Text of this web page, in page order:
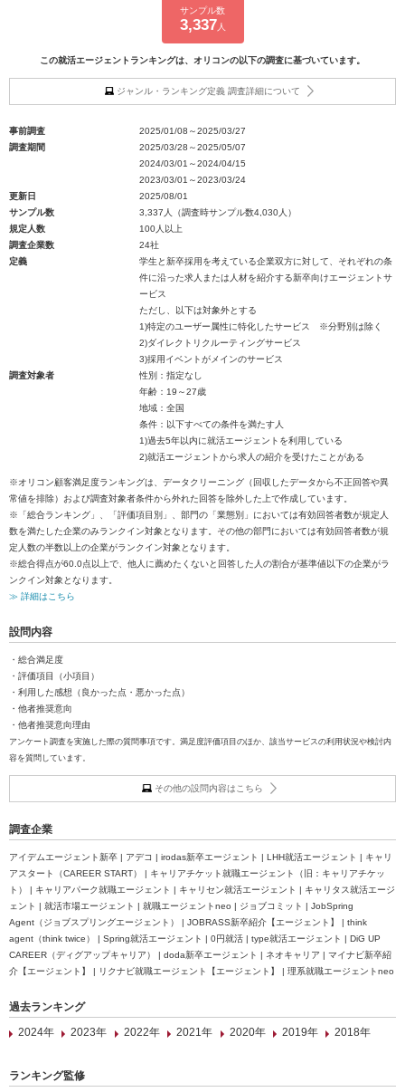
サンプル数
3,337 人
この就活エージェントランキングは、オリコンの以下の調査に基づいています。
ジャンル・ランキング定義 調査詳細について
事前調査
2025/01/08～2025/03/27
調査期間
2025/03/28～2025/05/07
2024/03/01～2024/04/15
2023/03/01～2023/03/24
更新日
2025/08/01
サンプル数
3,337人（調査時サンプル数4,030人）
規定人数
100人以上
調査企業数
24社
定義
学生と新卒採用を考えている企業双方に対して、それぞれの条
件に沿った求人または人材を紹介する新卒向けエージェントサ
ービス
ただし、以下は対象外とする
1)特定のユーザー属性に特化したサービス ※分野別は除く
2)ダイレクトリクルーティングサービス
3)採用イベントがメインのサービス
調査対象者
性別：指定なし
年齢：19～27歳
地域：全国
条件：以下すべての条件を満たす人
1)過去5年以内に就活エージェントを利用している
2)就活エージェントから求人の紹介を受けたことがある
※オリコン顧客満足度ランキングは、データクリーニング（回収したデータから不正回答や異
常値を排除）および調査対象者条件から外れた回答を除外した上で作成しています。
※「総合ランキング」、「評価項目別」、部門の「業態別」においては有効回答者数が規定人
数を満たした企業のみランクイン対象となります。その他の部門においては有効回答者数が規
定人数の半数以上の企業がランクイン対象となります。
※総合得点が60.0点以上で、他人に薦めたくないと回答した人の割合が基準値以下の企業がラ
ンクイン対象となります。
≫ 詳細はこちら
設問内容
・総合満足度
・評価項目（小項目）
・利用した感想（良かった点・悪かった点）
・他者推奨意向
・他者推奨意向理由
アンケート調査を実施した際の質問事項です。満足度評価項目のほか、該当サービスの利用状況や検討内
容を質問しています。
その他の設問内容はこちら
調査企業
アイデムエージェント新卒 | アデコ | irodas新卒エージェント | LHH就活エージェント | キャリ
アスタート（CAREER START） | キャリアチケット就職エージェント（旧：キャリアチケッ
ト） | キャリアパーク就職エージェント | キャリセン就活エージェント | キャリタス就活エージ
ェント | 就活市場エージェント | 就職エージェントneo | ジョブコミット | JobSpring
Agent（ジョブスプリングエージェント） | JOBRASS新卒紹介【エージェント】 | think
agent（think twice） | Spring就活エージェント | 0円就活 | type就活エージェント | DiG UP
CAREER（ディグアップキャリア） | doda新卒エージェント | ネオキャリア | マイナビ新卒紹
介【エージェント】 | リクナビ就職エージェント【エージェント】 | 理系就職エージェントneo
過去ランキング
2024年
2023年 2022年 2021年 2020年 2019年 2018年
ランキング監修